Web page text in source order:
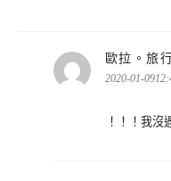
歐拉。旅
2020-01-
！！！我沒